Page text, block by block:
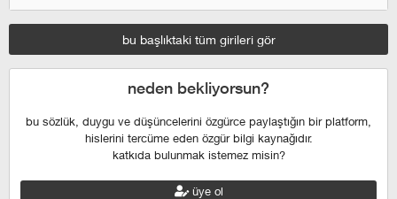
bu başlıktaki tüm girileri gör
neden bekliyorsun?
bu sözlük, duygu ve düşüncelerini özgürce paylaştığın bir platform,
hislerini tercüme eden özgür bilgi kaynağıdır.
katkıda bulunmak istemez misin?
üye ol